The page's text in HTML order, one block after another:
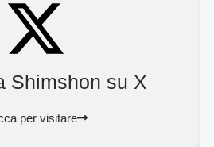
Shimshon su X
per visitare